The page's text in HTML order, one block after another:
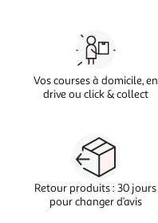
Vos courses à domicile, en
drive ou click & collect
Retour produits : 30 jours
pour changer d’avis